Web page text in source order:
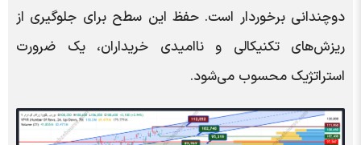
دوچندانی برخوردار است. حفظ این سطح برای جلوگیری از
ریزش‌های تکنیکالی و ناامیدی خریداران، یک ضرورت
استراتژیک محسوب می‌شود.